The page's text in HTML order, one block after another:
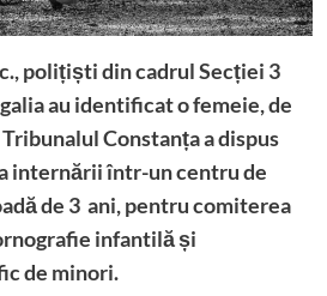
polițiști din cadrul Secției 3
au identificat o femeie, de
Constanța a dispus
internării într-un centru de
de 3 ani, pentru comiterea
infantilă și
de minori.